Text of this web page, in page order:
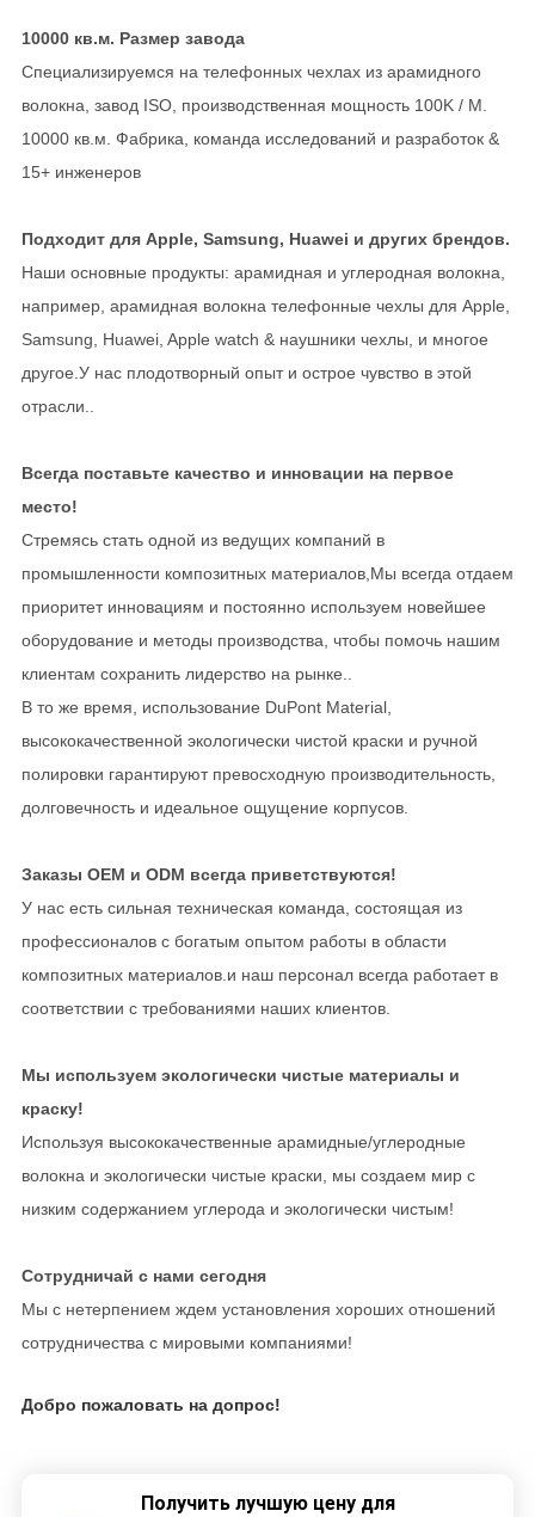
10000 кв.м. Размер завода
Специализируемся на телефонных чехлах из арамидного
волокна, завод ISO, производственная мощность 100K / M.
10000 кв.м. Фабрика, команда исследований и разработок &
15+ инженеров
Подходит для Apple, Samsung, Huawei и других брендов.
Наши основные продукты: арамидная и углеродная волокна,
например, арамидная волокна телефонные чехлы для Apple,
Samsung, Huawei, Apple watch & наушники чехлы, и многое
другое.У нас плодотворный опыт и острое чувство в этой
отрасли..
Всегда поставьте качество и инновации на первое
место!
Стремясь стать одной из ведущих компаний в
промышленности композитных материалов,Мы всегда отдаем
приоритет инновациям и постоянно используем новейшее
оборудование и методы производства, чтобы помочь нашим
клиентам сохранить лидерство на рынке..
В то же время, использование DuPont Material,
высококачественной экологически чистой краски и ручной
полировки гарантируют превосходную производительность,
долговечность и идеальное ощущение корпусов.
Заказы OEM и ODM всегда приветствуются!
У нас есть сильная техническая команда, состоящая из
профессионалов с богатым опытом работы в области
композитных материалов.и наш персонал всегда работает в
соответствии с требованиями наших клиентов.
Мы используем экологически чистые материалы и
краску!
Используя высококачественные арамидные/углеродные
волокна и экологически чистые краски, мы создаем мир с
низким содержанием углерода и экологически чистым!
Сотрудничай с нами сегодня
Мы с нетерпением ждем установления хороших отношений
сотрудничества с мировыми компаниями!
Добро пожаловать на допрос!
Получить лучшую цену для